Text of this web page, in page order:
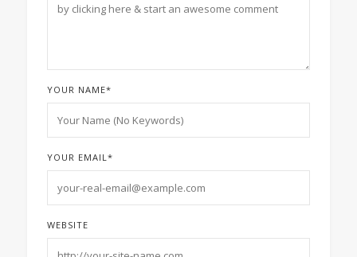
YOUR NAME*
YOUR EMAIL *
WEBSITE